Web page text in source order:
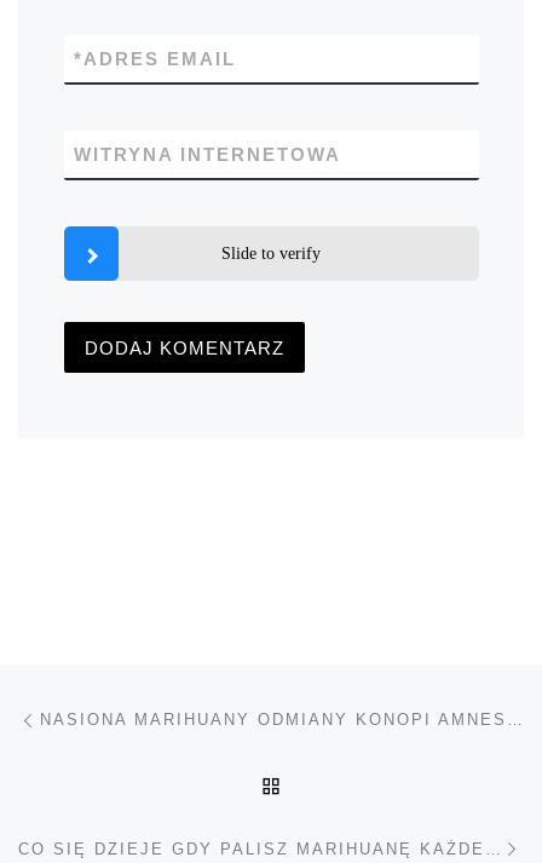
ADRES EMAIL
*
WITRYNA INTERNETOWA
Slide to verify
Nawigacja wpisu